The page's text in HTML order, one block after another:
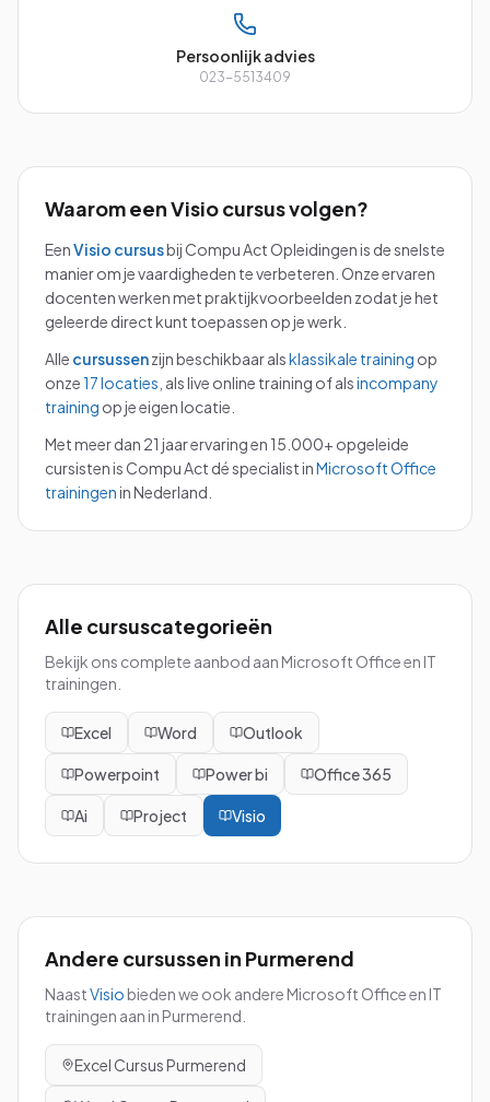
Persoonlijk advies
023-5513409
Waarom eenVisiocursus volgen?
EenVisio cursusbij Compu Act Opleidingen is de snelste
manier om je vaardigheden te verbeteren. Onze ervaren
docenten werken met praktijkvoorbeelden zodat je het
geleerde direct kunt toepassen op je werk.
Alle cursussenzijn beschikbaar alsklassikale training op
onze17 locaties , als live online training of alsincompany
training op je eigen locatie.
Met meer dan 21 jaar ervaring en 15.000+ opgeleide
cursisten is Compu Act dé specialist inMicrosoft Office
trainingenin Nederland.
Alle cursuscategorieën
Bekijk ons complete aanbod aan Microsoft Office en IT
trainingen.
Excel Word Outlook
Powerpoint Power bi Office 365
Ai Project Visio
Andere cursussen in Purmerend
NaastVisio bieden we ook andere Microsoft Office en IT
trainingen aan in Purmerend
ExcelCursusPurmerend